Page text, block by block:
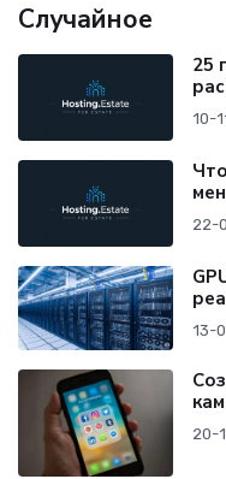
Случайное
25
10-
22-
13-
20-